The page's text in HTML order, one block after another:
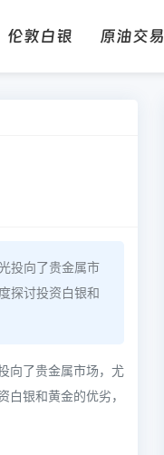
伦敦白银 原油交易
投向了贵金属市
探讨投资白银和
向了贵金属市场，尤
银和黄金的优劣，